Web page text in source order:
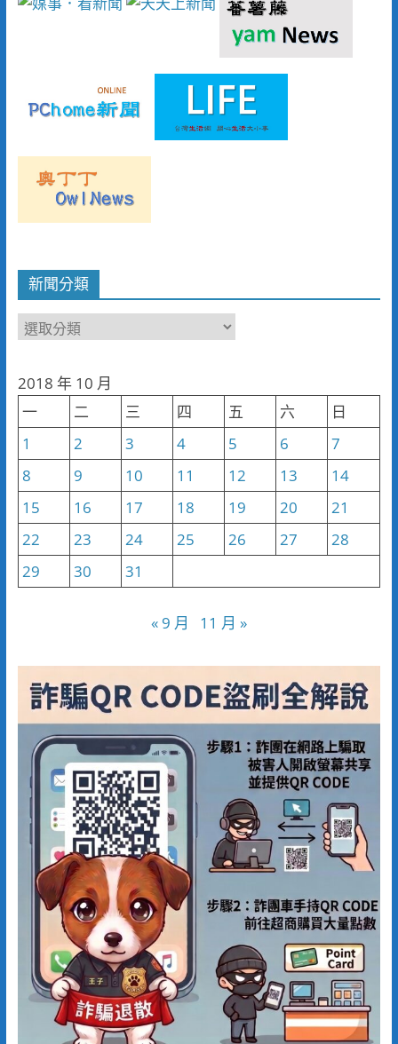
新聞分類
新
類
2018 年 10 月
一
二 三 四 五 六
日
1
2 3 4 5 6
7
8
9 10 11 12 13
14
15
16 17 18 19 20
21
22
23 24 25 26 27
28
29
30 31
« 9 月 11 月 »